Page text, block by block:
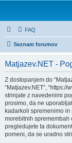
FAQ
Seznam forumov
Matjazev.NET -
Z dostopanjem do
“Matjazev.NET”,
strinjate z navedenimi
prosimo, da ne
kadarkoli spremenimo
morebitnih spremembah
pregledujete ta
pomeni, da se uradno